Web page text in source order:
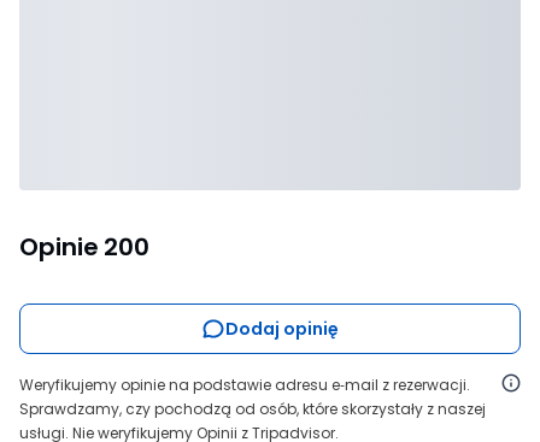
Opinie 200
Dodaj opinię
Weryfikujemy opinie na podstawie adresu e‑mail z rezerwacji.
Sprawdzamy, czy pochodzą od osób, które skorzystały z naszej
usługi. Nie weryfikujemy Opinii z Tripadvisor.